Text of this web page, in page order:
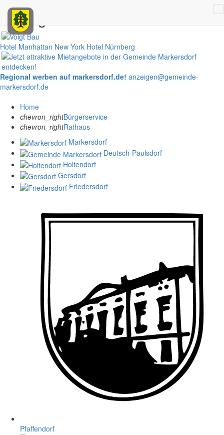
Anzeigen
Hotel Manhattan New York Hotel Nürnberg
Regional werben auf markersdorf.de! anzeigen@gemeinde-
markersdorf.de
Home
chevron_rightBürgerservice
chevron_rightRathaus
Markersdorf
Deutsch-Paulsdorf
Holtendorf
Gersdorf
Friedersdorf
Pfaffendorf